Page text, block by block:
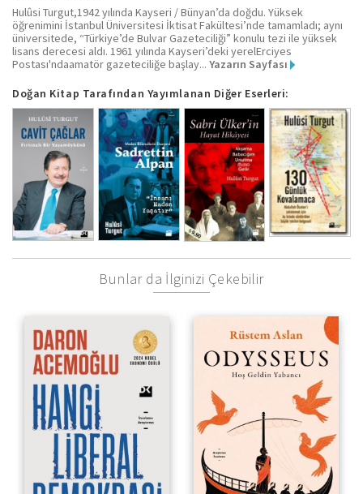
Hulûsi Turgut,1942 yılında Kayseri / Bünyan’da doğdu. Yüksek
öğrenimini İstanbul Üniversitesi İktisat Fakültesi’nde tamamladı; aynı
üniversitede, “Türkiye’de Bulvar Gazeteciliği” konulu tezi ile yüksek
lisans derecesi aldı. 1961 yılında Kayseri’deki yerelErciyes
Postası'ndaamatör gazeteciliğe başlay... Yazarın Sayfası
Doğan Kitap Tarafından Yayımlanan Diğer Eserleri:
Bunlar da İlginizi Çekebilir
Hoş Geldin Yabancı